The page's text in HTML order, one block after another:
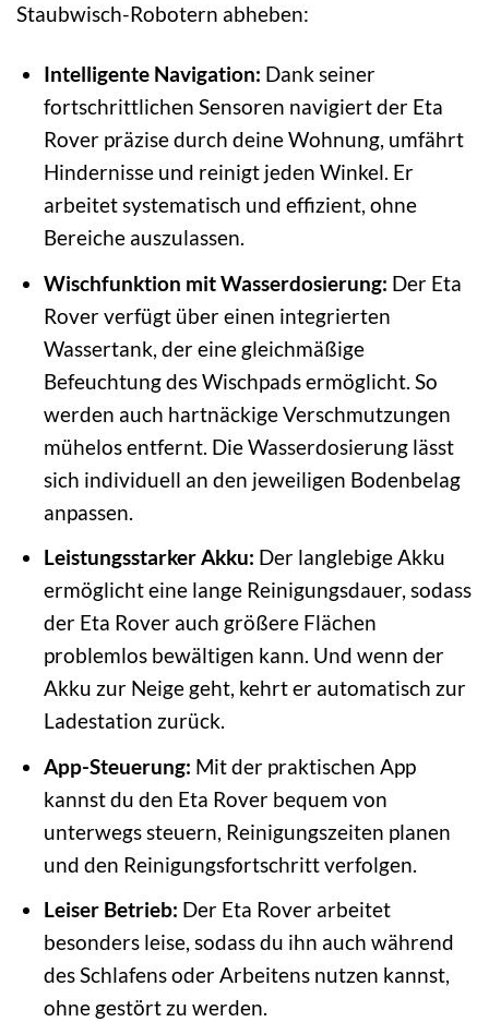
Staubwisch-Robotern abheben:
Intelligente Navigation: Dank seiner
fortschrittlichen Sensoren navigiert der Eta
Rover präzise durch deine Wohnung, umfährt
Hindernisse und reinigt jeden Winkel. Er
arbeitet systematisch und effizient, ohne
Bereiche auszulassen.
Wischfunktion mit Wasserdosierung: Der Eta
Rover verfügt über einen integrierten
Wassertank, der eine gleichmäßige
Befeuchtung des Wischpads ermöglicht. So
werden auch hartnäckige Verschmutzungen
mühelos entfernt. Die Wasserdosierung lässt
sich individuell an den jeweiligen Bodenbelag
anpassen.
Leistungsstarker Akku: Der langlebige Akku
ermöglicht eine lange Reinigungsdauer, sodass
der Eta Rover auch größere Flächen
problemlos bewältigen kann. Und wenn der
Akku zur Neige geht, kehrt er automatisch zur
Ladestation zurück.
App-Steuerung: Mit der praktischen App
kannst du den Eta Rover bequem von
unterwegs steuern, Reinigungszeiten planen
und den Reinigungsfortschritt verfolgen.
Leiser Betrieb: Der Eta Rover arbeitet
besonders leise, sodass du ihn auch während
des Schlafens oder Arbeitens nutzen kannst,
ohne gestört zu werden.